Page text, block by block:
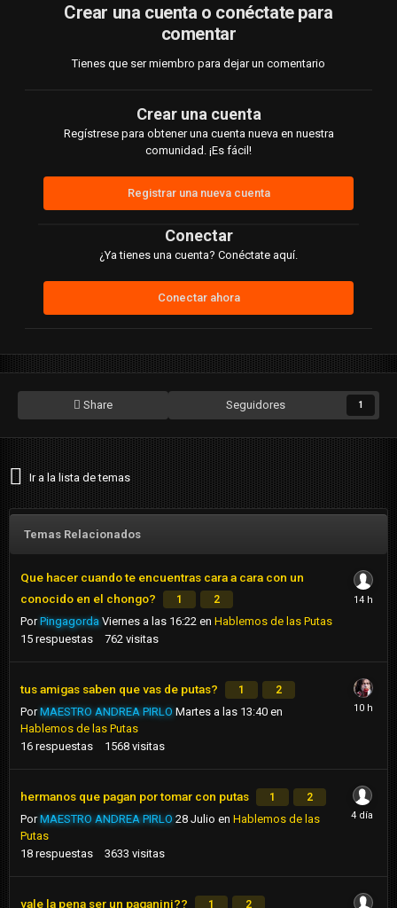
Crear una cuenta o conéctate para
comentar
Tienes que ser miembro para dejar un comentario
Crear una cuenta
Regístrese para obtener una cuenta nueva en nuestra
comunidad. ¡Es fácil!
Registrar una nueva cuenta
Conectar
¿Ya tienes una cuenta? Conéctate aquí.
Conectar ahora
Share Seguidores 1
Ir a la lista de temas
Temas Relacionados
Que hacer cuando te encuentras cara a cara con un
conocido en el chongo?
1 2
PorPingagorda Viernes a las 16:22 en Hablemos de las Putas
15 respuestas 762 visitas
tus amigas saben que vas de putas? 1 2
PorMAESTRO ANDREA PIRLO Martes a las 13:40 en
Hablemos de las Putas
16 respuestas 1568 visitas
hermanos que pagan por tomar con putas 1 2
PorMAESTRO ANDREA PIRLO 28 Julio en Hablemos de las
Putas
18 respuestas 3633 visitas
vale la pena ser un paganini?? 1 2